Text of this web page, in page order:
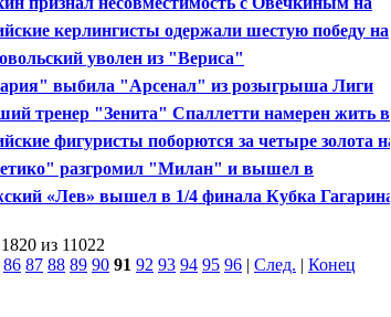
керлингисты одержали шестую победу на
обыграв британцев
уволен из "Вериса"
выбила "Арсенал" из розыгрыша Лиги
тренер "Зенита" Спаллетти намерен жить в
и продолжать болеть за команду
фигуристы поборются за четыре золота на
первенстве мира
разгромил "Милан" и вышел в
Лиги чемпионов
«Лев» вышел в 1/4 финала Кубка Гагарина
из 11022
86 87 88 89 90 91 92 93 94 95 96 | След. | Конец